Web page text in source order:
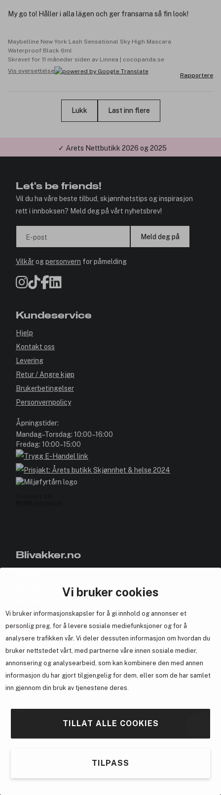
Vi bruker cookies
Vi bruker informasjonskapsler for å gi innhold og annonser et
personlig preg, for å levere sosiale mediefunksjoner og for å
analysere trafikken vår. Vi deler dessuten informasjon om hvordan du
bruker nettstedet vårt, med partnerne våre innen sosiale medier,
annonsering og analysearbeid, som kan kombinere den med annen
informasjon du har gjort tilgjengelig for dem, eller som de har samlet
inn gjennom din bruk av tjenestene deres.
TILLAT ALLE COOKIES
TILPASS
My go to! Håller i alla lägen och ger fransarna så fin look!
Maybelline New York Lash Sensational Sky High Mascara
Waterproof Black 6ml
Skrevet for 11 måneder siden av Linnea | cocopanda.se
Vis oversettelse
Rapportere
Lukk Last inn flere
✓ Årets Nettbutikk 2026 og 2025
Let's be friends!
Vil du ha våre beste tilbud, skjønnhetstips og inspirasjon
rett i innboksen? Meld deg på vårt nyhetsbrev!
E-post Meld deg på
Vilkårogpersonvern for påmelding
Kundeservice
Hjelp
Kontakt oss
Levering
Retur / Angre kjøp
Brukerbetingelser
Personvernpolicy
Åpningstider:
Mandag–Torsdag: 10:00–16:00
Fredag: 10:00–15:00
Blivakker.no
Bli medlem helt gratis - få poeng og eksklusive rabattkoder.
Samarbeid med oss
En del avBrandsdal Group AS
her.